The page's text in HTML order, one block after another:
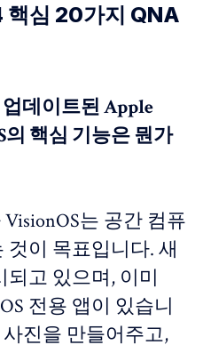
심 20가지 QNA
데이트된 Apple
핵심 기능은 뭔가
VisionOS는 공간 컴퓨
이 목표입니다. 새
고 있으며, 이미
전용 앱이 있습니
사진을 만들어주고,